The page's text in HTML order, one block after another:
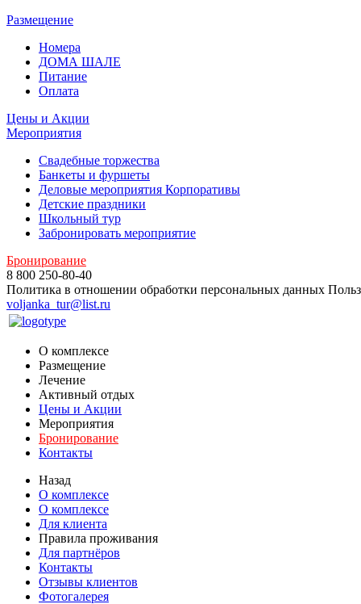
Размещение
Номера
ДОМА ШАЛЕ
Питание
Оплата
Цены и Акции
Мероприятия
Свадебные торжества
Банкеты и фуршеты
Деловые мероприятия Корпоративы
Детские праздники
Школьный тур
Забронировать мероприятие
Бронирование
8 800 250-80-40
Политика в отношении обработки персональных данных
voljanka_tur@list.ru
О комплексе
Размещение
Лечение
Активный отдых
Цены и Акции
Мероприятия
Бронирование
Контакты
Назад
О комплексе
О комплексе
Для клиента
Правила проживания
Для партнёров
Контакты
Отзывы клиентов
Фотогалерея